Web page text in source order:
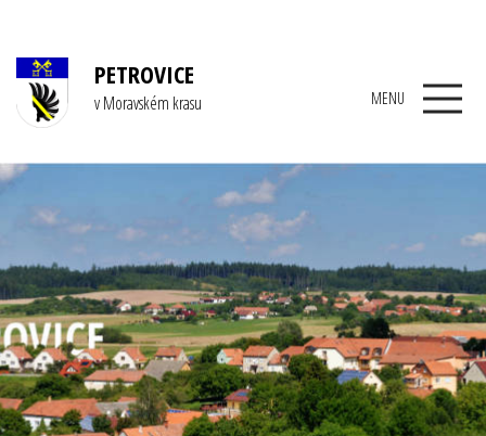
PETROVICE
v Moravském krasu MENU